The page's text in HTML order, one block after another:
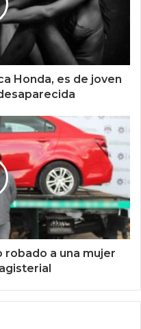
Honda, es de joven
robado a una mujer